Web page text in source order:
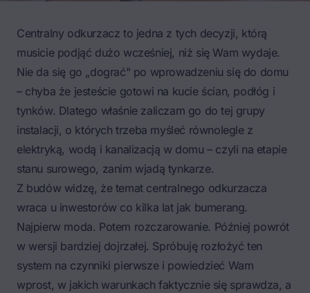
Centralny odkurzacz to jedna z tych decyzji, którą
musicie podjąć dużo wcześniej, niż się Wam wydaje.
Nie da się go „dograć" po wprowadzeniu się do domu
– chyba że jesteście gotowi na kucie ścian, podłóg i
tynków. Dlatego właśnie zaliczam go do tej grupy
instalacji, o których trzeba myśleć równolegle z
elektryką, wodą i kanalizacją w domu – czyli na etapie
stanu surowego, zanim wjadą tynkarze.
Z budów widzę, że temat centralnego odkurzacza
wraca u inwestorów co kilka lat jak bumerang.
Najpierw moda. Potem rozczarowanie. Później powrót
w wersji bardziej dojrzałej. Spróbuję rozłożyć ten
system na czynniki pierwsze i powiedzieć Wam
wprost, w jakich warunkach faktycznie się sprawdza, a